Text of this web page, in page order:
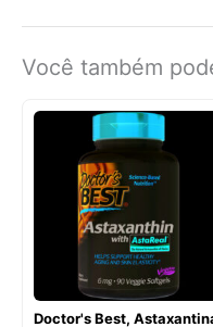
Você também
Doctor's Best,